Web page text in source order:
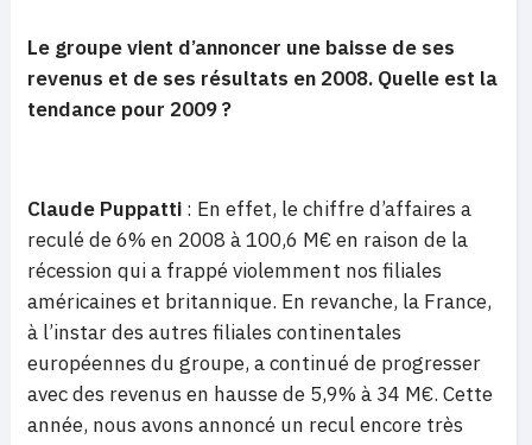
Le groupe vient d’annoncer une baisse de ses
revenus et de ses résultats en 2008. Quelle est la
tendance pour 2009 ?
Claude Puppatti : En effet, le chiffre d’affaires a
reculé de 6% en 2008 à 100,6 M€ en raison de la
récession qui a frappé violemment nos filiales
américaines et britannique. En revanche, la France,
à l’instar des autres filiales continentales
européennes du groupe, a continué de progresser
avec des revenus en hausse de 5,9% à 34 M€. Cette
année, nous avons annoncé un recul encore très